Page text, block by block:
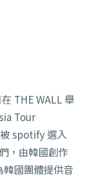
THE WALL 舉
Tour
spotify 選入
，由韓國創作
國團體提供音